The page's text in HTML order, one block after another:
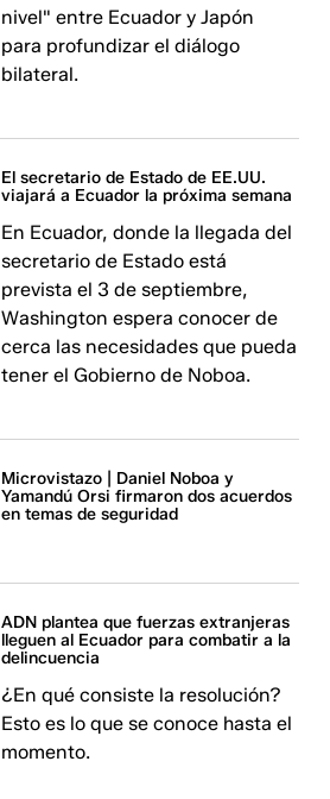
nivel" entre Ecuador y Japón
para profundizar el diálogo
bilateral.
El secretario de Estado de EE.UU.
viajará a Ecuador la próxima semana
En Ecuador, donde la llegada del
secretario de Estado está
prevista el 3 de septiembre,
Washington espera conocer de
cerca las necesidades que pueda
tener el Gobierno de Noboa.
Microvistazo | Daniel Noboa y
Yamandú Orsi firmaron dos acuerdos
en temas de seguridad
ADN plantea que fuerzas extranjeras
lleguen al Ecuador para combatir a la
delincuencia
¿En qué consiste la resolución?
Esto es lo que se conoce hasta el
momento.